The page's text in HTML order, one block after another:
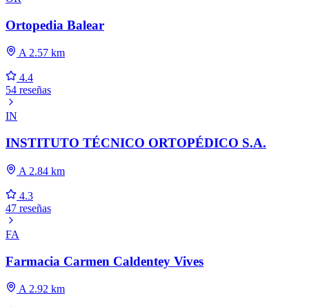
Ortopedia Balear
A 2.57 km
4.4
54 reseñas
IN
INSTITUTO TÉCNICO ORTOPÉDICO S.A.
A 2.84 km
4.3
47 reseñas
FA
Farmacia Carmen Caldentey Vives
A 2.92 km